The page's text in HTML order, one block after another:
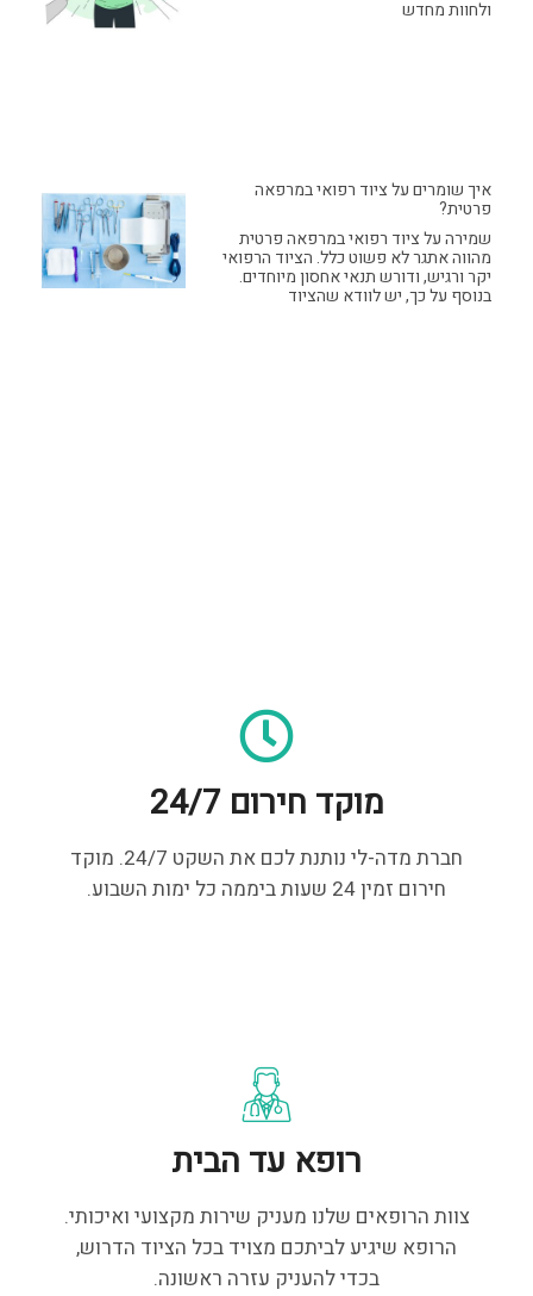
ולחוות מחדש
איך שומרים על ציוד רפואי במרפאה
פרטית?
שמירה על ציוד רפואי במרפאה פרטית
מהווה אתגר לא פשוט כלל. הציוד הרפואי
יקר ורגיש, ודורש תנאי אחסון מיוחדים.
בנוסף על כך, יש לוודא שהציוד
מוקד חירום 24/7
חברת מדה-לי נותנת לכם את השקט 24/7. מוקד
חירום זמין 24 שעות ביממה כל ימות השבוע.
רופא עד הבית
צוות הרופאים שלנו מעניק שירות מקצועי ואיכותי.
הרופא שיגיע לביתכם מצויד בכל הציוד הדרוש,
בכדי להעניק עזרה ראשונה.